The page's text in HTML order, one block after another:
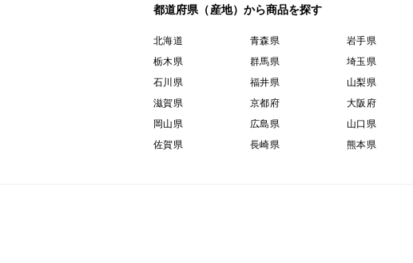
都道府県（産地）から商品を探す
北海道 青森県 岩手県
栃木県
群馬県 埼玉県
石川県
福井県 山梨県
滋賀県
京都府 大阪府
岡山県
広島県 山口県
佐賀県
長崎県 熊本県